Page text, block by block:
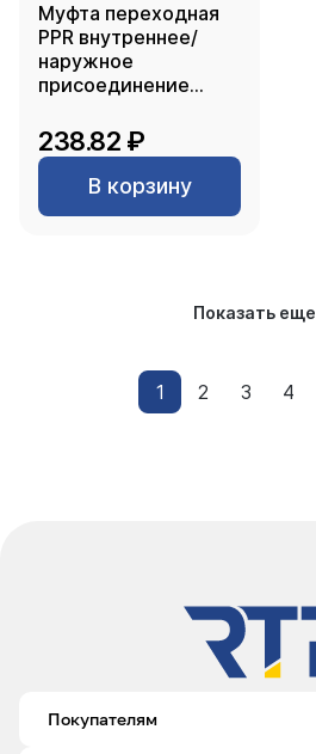
Муфта переходная
PPR внутреннее/
наружное
присоединение
238.82 ₽
В корзину
Показать еще
1 2 3 4
Покупателям